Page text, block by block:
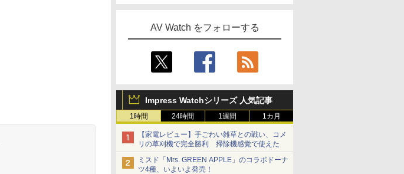
AV Watch をフォローする
Impress Watchシリーズ 人気記事
1時間 24時間 1週間 1カ月
【家電レビュー】手ごわい雑草との戦い、コメ
リの草刈機で完全勝利 掃除機感覚で使えた
ミスド「Mrs. GREEN APPLE」のコラボドーナ
ツ4種、いよいよ発売！